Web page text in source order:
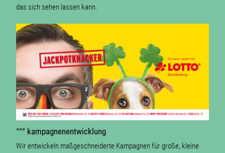
das sich sehen lassen kann.
°°° kampagnenentwicklung
Wir entwickeln maßgeschneiderte Kampagnen für große, kleine